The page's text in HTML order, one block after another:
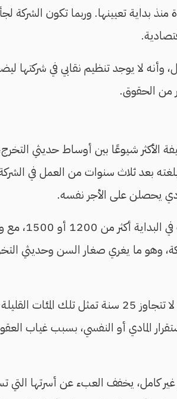
بداية تعيينها. وربما تكون الشركة
وأنه لا يوجد تنظيم نقابي في
من الحقوق.
بعد ثلاث سنوات من العمل في
يحصلن على الأجر نفسه.
"جميع شركات
وهو ما يغري صغار السن وحديثي
يبدو أجر سمر متدنيًا، لكن بالنسبة لفتاة لا تتجاوز
المادي أو النفسي، بسبب غياب
كامل، يخفف العبء عن أسرتها التي